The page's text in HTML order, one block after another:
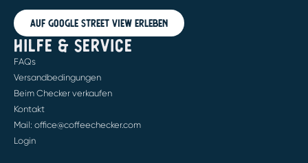
Auf Google Street View erleben
HILFE & SERVICE
FAQs
Versandbedingungen
Beim Checker verkaufen
Kontakt
Mail: office@coffeechecker.com
Login